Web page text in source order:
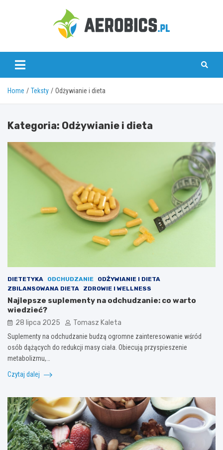
aerobics.pl
Home Teksty Odżywianie i dieta
Kategoria: Odżywianie i dieta
DIETETYKA ODCHUDZANIE
ODŻYWIANIE I DIETA
ZBILANSOWANA DIETA
ZDROWIE I WELLNESS
Najlepsze suplementy na odchudzanie: co warto
wiedzieć?
28 lipca 2025 Tomasz Kaleta
Suplementy na odchudzanie budzą ogromne zainteresowanie wśród
osób dążących do redukcji masy ciała. Obiecują przyspieszenie
metabolizmu,…
Czytaj dalej